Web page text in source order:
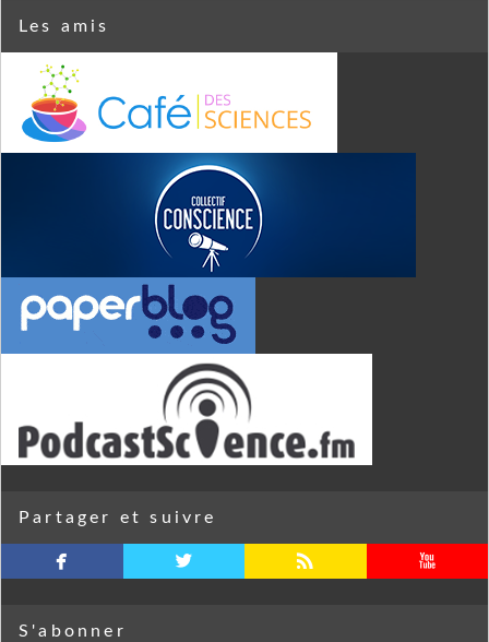
Les amis
Partager et suivre
facebook twitterbird rss youtube
S'abonner